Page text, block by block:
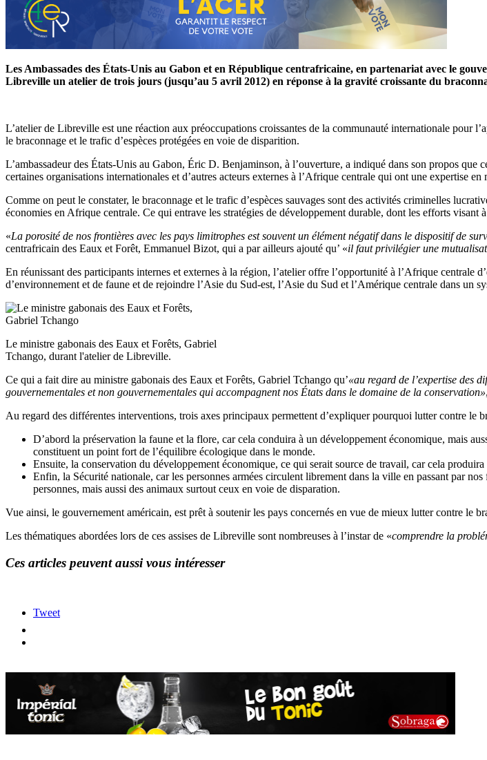
Les Ambassades des États-Unis au Gabon et en République centrafricaine, en partenariat avec le
Libreville un atelier de trois jours (jusqu’au 5 avril 2012) en réponse à la gravité croissante du
L’atelier de Libreville est une réaction aux préoccupations croissantes de la communauté internationale pour
le braconnage et le trafic d’espèces protégées en voie de disparition.
L’ambassadeur des États-Unis au Gabon, Éric D. Benjaminson, à l’ouverture, a indiqué dans son propos
certaines organisations internationales et d’autres acteurs externes à l’Afrique centrale qui ont une expertise
Comme on peut le constater, le braconnage et le trafic d’espèces sauvages sont des activités criminelles
économies en Afrique centrale. Ce qui entrave les stratégies de développement durable, dont les efforts visant
«La porosité de nos frontières avec les pays limitrophes est souvent un élément négatif dans le dispositif de
centrafricain des Eaux et Forêt, Emmanuel Bizot, qui a par ailleurs ajouté qu’ «il faut privilégier une
En réunissant des participants internes et externes à la région, l’atelier offre l’opportunité à l’Afrique centrale
d’environnement et de faune et de rejoindre l’Asie du Sud-est, l’Asie du Sud et l’Amérique centrale dans un
Le ministre gabonais des Eaux et Forêts, Gabriel
Tchango, durant l'atelier de Libreville.
Ce qui a fait dire au ministre gabonais des Eaux et Forêts, Gabriel Tchango qu’«au regard de l’expertise des
gouvernementales et non gouvernementales qui accompagnent nos États dans le domaine de la conservation»
Au regard des différentes interventions, trois axes principaux permettent d’expliquer pourquoi lutter contre le
D’abord la préservation la faune et la flore, car cela conduira à un développement économique, mais
constituent un point fort de l’équilibre écologique dans le monde.
Ensuite, la conservation du développement économique, ce qui serait source de travail, car cela
Enfin, la Sécurité nationale, car les personnes armées circulent librement dans la ville en passant par
personnes, mais aussi des animaux surtout ceux en voie de disparation.
Vue ainsi, le gouvernement américain, est prêt à soutenir les pays concernés en vue de mieux lutter contre le
Les thématiques abordées lors de ces assises de Libreville sont nombreuses à l’instar de «comprendre la
Ces articles peuvent aussi vous intéresser
Tweet